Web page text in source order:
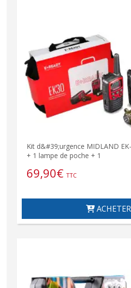
Kit d&#39;urgence MIDLAND
+ 1 lampe de poche + 1
69,90€ TTC
ACHETER